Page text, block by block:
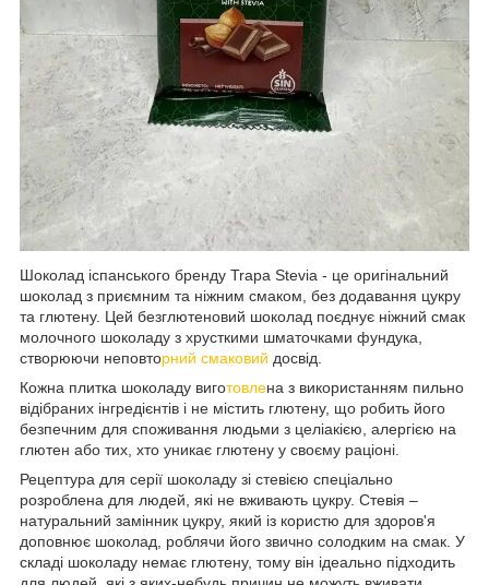
Шоколад іспанського бренду Trapa Stevia - це оригінальний
шоколад з приємним та ніжним смаком, без додавання цукру
та глютену. Цей безглютеновий шоколад поєднує ніжний смак
молочного шоколаду з хрусткими шматочками фундука,
створюючи неповторний смаковий досвід.
Кожна плитка шоколаду виготовлена з використанням пильно
відібраних інгредієнтів і не містить глютену, що робить його
безпечним для споживання людьми з целіакією, алергією на
глютен або тих, хто уникає глютену у своєму раціоні.
Рецептура для серії шоколаду зі стевією спеціально
розроблена для людей, які не вживають цукру. Стевія –
натуральний замінник цукру, який із користю для здоров'я
доповнює шоколад, роблячи його звично солодким на смак. У
складі шоколаду немає глютену, тому він ідеально підходить